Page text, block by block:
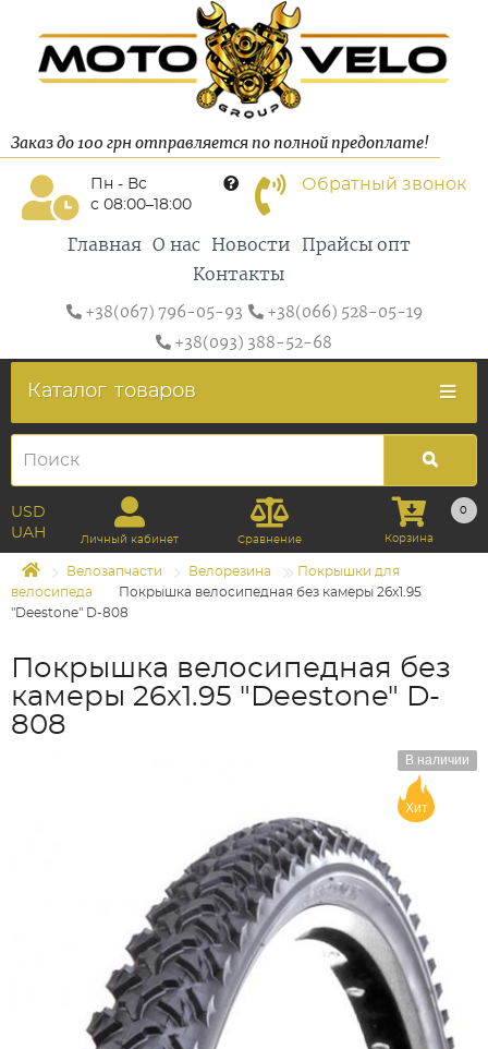
Заказ до 100 грн отправляется по полной предоплате!
Пн - Вс
с 08:00–18:00
Обратный звонок
Главная О нас Новости
Прайсы опт
Контакты
+38(067) 796-05-93
+38(066) 528-05-19
+38(093) 388-52-68
Каталог товаров
USD
UAH
Личный кабинет Сравнение
0
Корзина
Велозапчасти Велорезина
Покрышки для
велосипеда
Покрышка велосипедная без камеры 26x1.95
"Deestone" D-808
Покрышка велосипедная без
камеры 26x1.95 "Deestone" D-
808
В наличии
Хит